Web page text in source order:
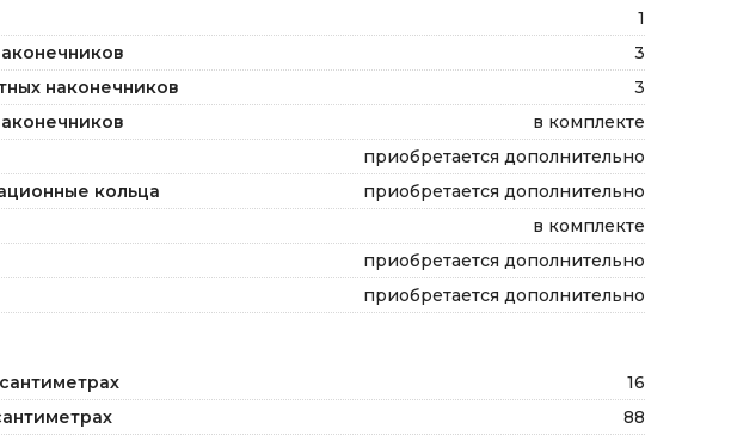
1
3
наконечников
3
в комплекте
приобретается дополнительно
кольца
приобретается дополнительно
в комплекте
приобретается дополнительно
приобретается дополнительно
16
88